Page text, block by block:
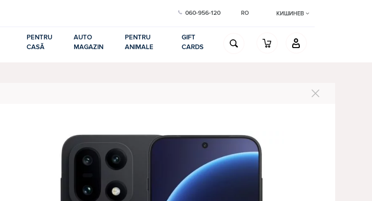
060-956-120 RO КИШИНЕВ
PENTRU
CASĂ
AUTO
MAGAZIN
PENTRU
ANIMALE
GIFT
CARDS